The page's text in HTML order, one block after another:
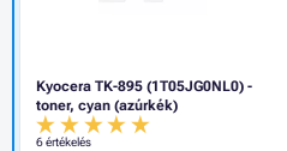
Kyocera TK-895 (1T05JG0NL0) -
toner, cyan (azúrkék)
6 értékelés